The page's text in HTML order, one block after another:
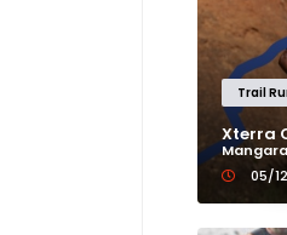
Trail
Xterra
05/